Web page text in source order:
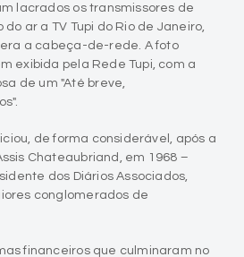
exibida pela Rede Tupi, com a
de um "Até breve,
de forma considerável, após a
Chateaubriand, em 1968 –
conglomerados de
financeiros que culminaram no
centenas de empregos foram
também no campo artístico,